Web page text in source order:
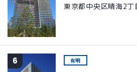
東京都中央区晴海2
6 有明